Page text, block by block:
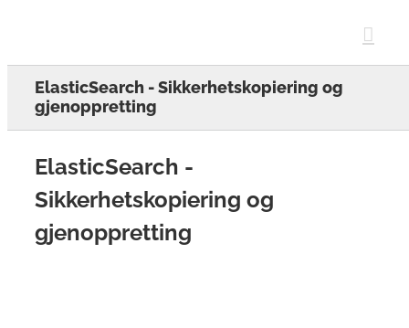
ElasticSearch - Sikkerhetskopiering og
gjenoppretting
ElasticSearch -
Sikkerhetskopiering og
gjenoppretting